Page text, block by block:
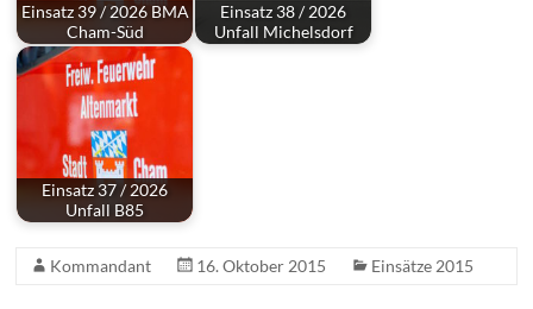
Einsatz 39 / 2026 BMA
Cham-Süd
Einsatz 38 / 2026
Unfall Michelsdorf
Einsatz 37 / 2026
Unfall B85
Kommandant 16. Oktober 2015 Einsätze 2015